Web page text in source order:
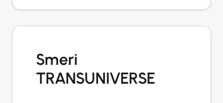
Smeri
TRANSUNIVERSE